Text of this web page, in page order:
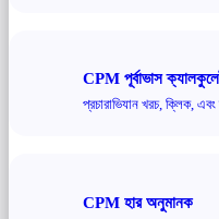
CPM পূর্বাভাস
প্রচারাভিযান খরচ, ক্লিক,
CPM হার অনুমানক